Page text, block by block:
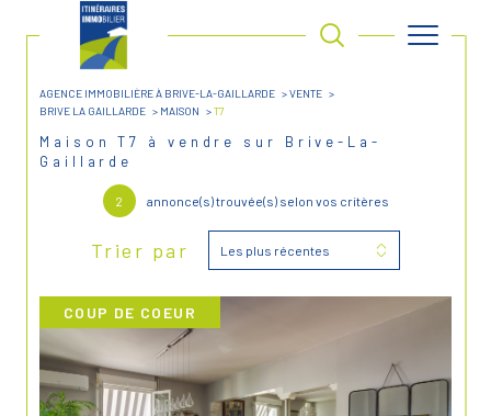
AGENCE IMMOBILIÈRE À BRIVE-LA-GAILLARDE
VENTE
BRIVE LA GAILLARDE
MAISON T7
Maison T7 à vendre sur Brive-La-
Gaillarde
2 annonce(s) trouvée(s) selon vos critères
Trier par Les plus récentes
COUP DE COEUR